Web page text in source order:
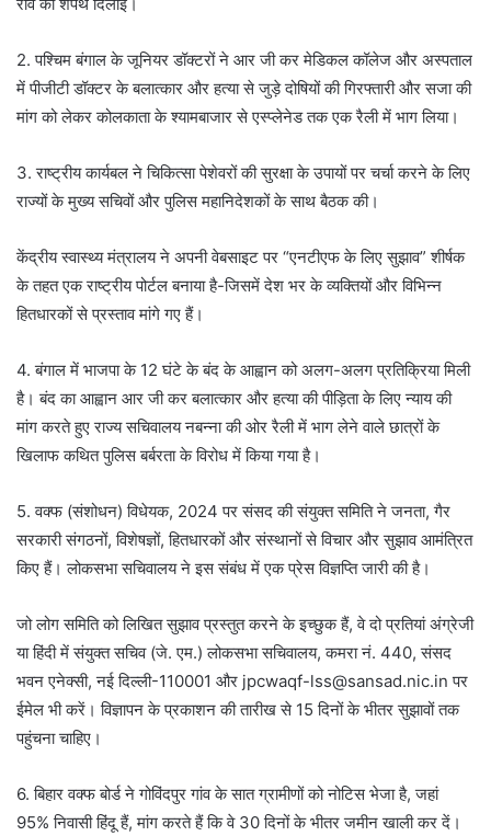
2. पश्चिम बंगाल के जूनियर डॉक्टरों ने आर जी कर मेडिकल कॉलेज और अस्पताल
में पीजीटी डॉक्टर के बलात्कार और हत्या से जुड़े दोषियों की गिरफ्तारी और सजा की
मांग को लेकर कोलकाता के श्यामबाजार से एस्प्लेनेड तक एक रैली में भाग लिया।
3. राष्ट्रीय कार्यबल ने चिकित्सा पेशेवरों की सुरक्षा के उपायों पर चर्चा करने के लिए
राज्यों के मुख्य सचिवों और पुलिस महानिदेशकों के साथ बैठक की।
केंद्रीय स्वास्थ्य मंत्रालय ने अपनी वेबसाइट पर “एनटीएफ के लिए सुझाव” शीर्षक
के तहत एक राष्ट्रीय पोर्टल बनाया है-जिसमें देश भर के व्यक्तियों और विभिन्न
हितधारकों से प्रस्ताव मांगे गए हैं।
4. बंगाल में भाजपा के 12 घंटे के बंद के आह्वान को अलग-अलग प्रतिक्रिया मिली
है। बंद का आह्वान आर जी कर बलात्कार और हत्या की पीड़िता के लिए न्याय की
मांग करते हुए राज्य सचिवालय नबन्ना की ओर रैली में भाग लेने वाले छात्रों के
खिलाफ कथित पुलिस बर्बरता के विरोध में किया गया है।
5. वक्फ (संशोधन) विधेयक, 2024 पर संसद की संयुक्त समिति ने जनता, गैर
सरकारी संगठनों, विशेषज्ञों, हितधारकों और संस्थानों से विचार और सुझाव आमंत्रित
किए हैं। लोकसभा सचिवालय ने इस संबंध में एक प्रेस विज्ञप्ति जारी की है।
जो लोग समिति को लिखित सुझाव प्रस्तुत करने के इच्छुक हैं, वे दो प्रतियां अंग्रेजी
या हिंदी में संयुक्त सचिव (जे. एम.) लोकसभा सचिवालय, कमरा नं. 440, संसद
भवन एनेक्सी, नई दिल्ली-110001 और jpcwaqf-lss@sansad.nic.in पर
ईमेल भी करें। विज्ञापन के प्रकाशन की तारीख से 15 दिनों के भीतर सुझावों तक
पहुंचना चाहिए।
6. बिहार वक्फ बोर्ड ने गोविंदपुर गांव के सात ग्रामीणों को नोटिस भेजा है, जहां
95% निवासी हिंदू हैं, मांग करते हैं कि वे 30 दिनों के भीतर जमीन खाली कर दें।